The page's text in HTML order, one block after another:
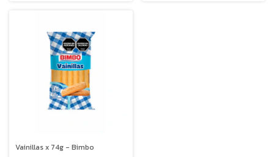
Vainillas x 74g - Bimbo